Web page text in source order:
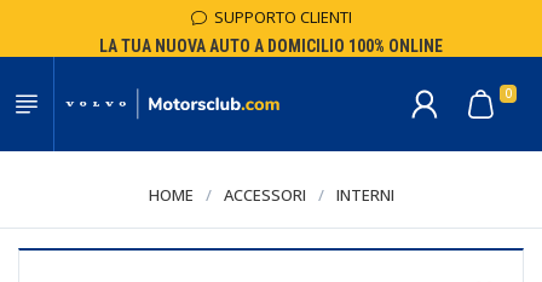
SUPPORTO CLIENTI
LA TUA NUOVA AUTO A DOMICILIO 100% ONLINE
0
HOME / ACCESSORI / INTERNI